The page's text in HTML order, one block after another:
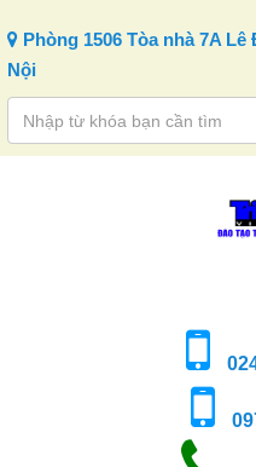
Phòng 1506 Tòa nhà 7A
Nội